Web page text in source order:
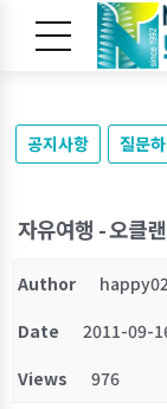
공지사항 질문
자유여행 - 오클
Author
Date
2011-09-
Views
976